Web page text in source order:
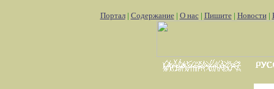
Портал| Содержание| О нас| Пишите| Новости|